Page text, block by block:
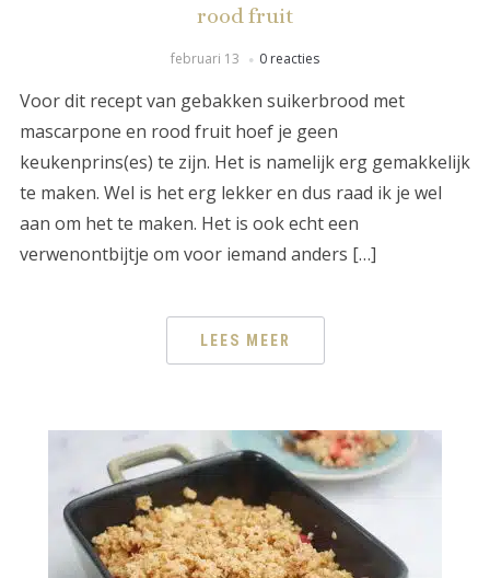
rood fruit
februari 13 0 reacties
Voor dit recept van gebakken suikerbrood met
mascarpone en rood fruit hoef je geen
keukenprins(es) te zijn. Het is namelijk erg gemakkelijk
te maken. Wel is het erg lekker en dus raad ik je wel
aan om het te maken. Het is ook echt een
verwenontbijtje om voor iemand anders […]
LEES MEER